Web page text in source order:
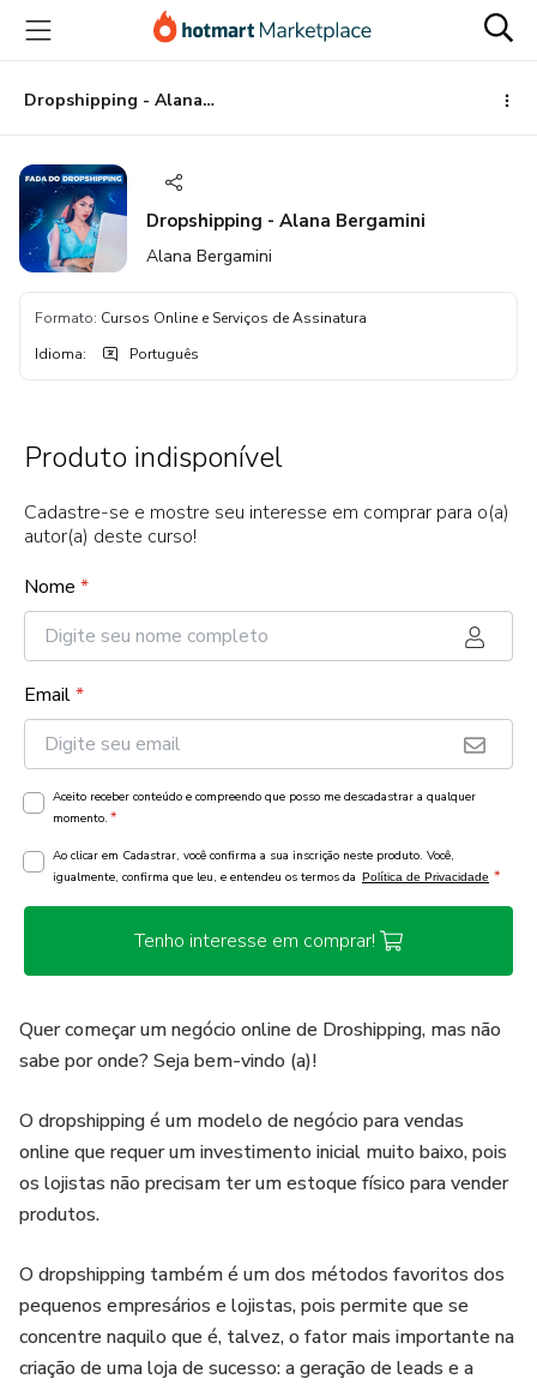
para
conteúdo
principal
para
pagamento
para
rodapé
Dropshipping - Alana Bergamini
Dropshipping - Alana Bergamini
Alana Bergamini
Formato: Cursos Online e Serviços de Assinatura
Idioma: Português
Produto indisponível
Cadastre-se e mostre seu interesse em comprar para o(a)
autor(a) deste curso!
Nome *
Email*
Aceito receber conteúdo e compreendo que posso me descadastrar a qualquer
momento. *
Ao clicar em Cadastrar, você confirma a sua inscrição neste produto. Você,
igualmente, confirma que leu, e entendeu os termos da Política de Privacidade *
Tenho interesse em comprar!
Quer começar um negócio online de Droshipping, mas não
sabe por onde? Seja bem-vindo (a)!
O dropshipping é um modelo de negócio para vendas
online que requer um investimento inicial muito baixo, pois
os lojistas não precisam ter um estoque físico para vender
produtos.
O dropshipping também é um dos métodos favoritos dos
pequenos empresários e lojistas, pois permite que se
concentre naquilo que é, talvez, o fator mais importante na
criação de uma loja de sucesso: a geração de leads e a